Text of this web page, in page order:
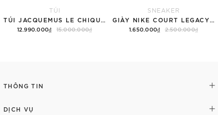
TÚI
12.990.000₫ 15.000.000₫
SNEAKER
1.650.000₫ 2.500.000₫
THÔNG TIN
DỊCH VỤ